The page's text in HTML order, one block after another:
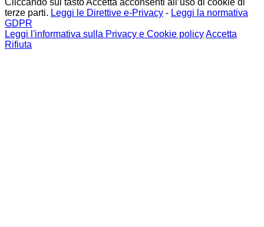
terze parti. Leggi le Direttive e-Privacy - Leggi la normativa
GDPR
Leggi l'informativa sulla Privacy e Cookie policyAccetta
Rifiuta